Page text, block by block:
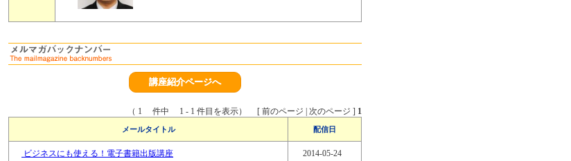
講座紹介ページへ
（ 1 件中 1 - 1 件目を表示） [ 前のページ | 次のページ ] 1
メールタイトル 配信日
ビジネスにも使える！電子書籍出版講座 2014-05-24